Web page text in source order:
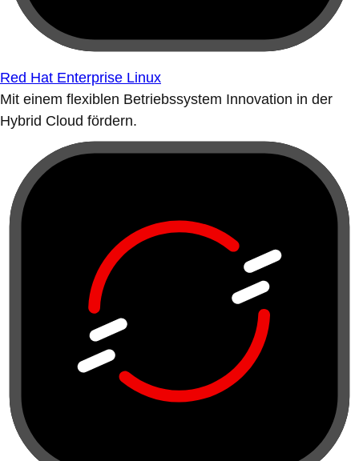
Red Hat Enterprise Linux
Mit einem flexiblen Betriebssystem Innovation in der
Hybrid Cloud fördern.